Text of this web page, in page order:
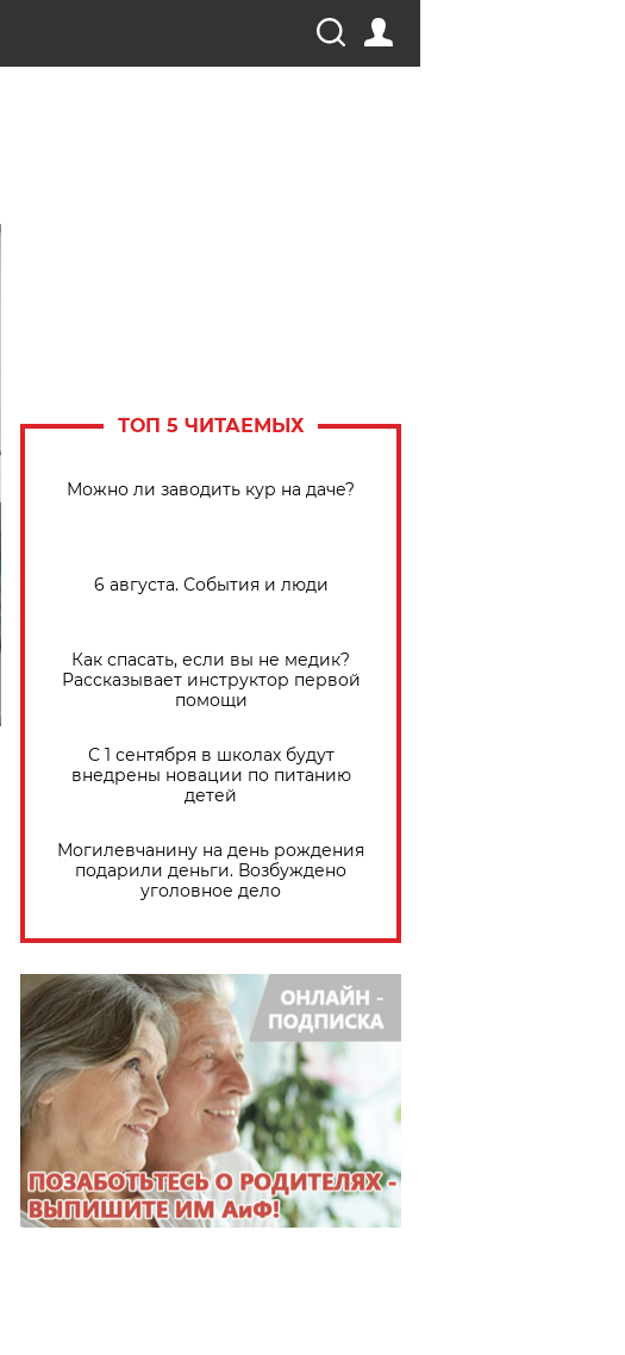
ТОП 5 ЧИТАЕМЫХ
Можно ли заводить кур на даче?
6 августа. События и люди
Как спасать, если вы не медик?
Рассказывает инструктор первой
помощи
С 1 сентября в школах будут
внедрены новации по питанию
детей
Могилевчанину на день рождения
подарили деньги. Возбуждено
уголовное дело